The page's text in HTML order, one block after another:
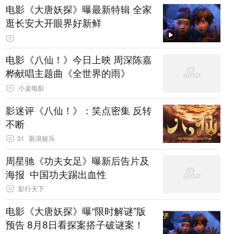
电影《大唐妖探》曝最新特辑 全家
逛长安大开眼界好新鲜
电影《八仙！》今日上映 周深陈嘉
桦献唱主题曲《全世界的雨》
小桌电影
影迷评《八仙！》：笑点密集 反转
不断
31 新浪娱乐
周星驰《功夫女足》曝新后告片及
海报 中国功夫踢出血性
影行天下
电影《大唐妖探》曝“限时解谜”版
预告 8月8日看探案搭子破谜案！